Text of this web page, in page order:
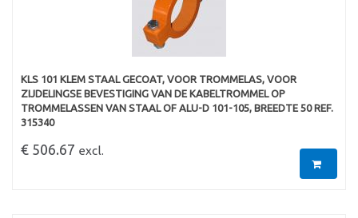
KLS 101 KLEM STAAL GECOAT, VOOR TROMMELAS, VOOR
ZIJDELINGSE BEVESTIGING VAN DE KABELTROMMEL OP
TROMMELASSEN VAN STAAL OF ALU-D 101-105, BREEDTE 50 REF.
315340
€ 506.67 excl.